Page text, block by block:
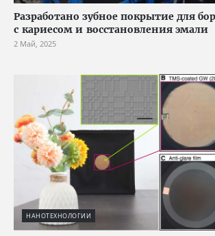
Разработано зубное покрытие для
с кариесом и восстановления эмали
2 Май, 2025
НАНОТЕХНОЛОГИИ